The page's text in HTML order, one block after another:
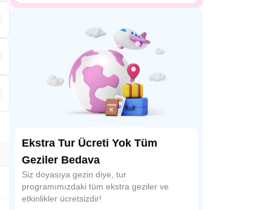
Ekstra Tur Ücreti Yok Tüm
Geziler Bedava
Siz doyasıya gezin diye, tur
programımızdaki tüm ekstra geziler ve
etkinlikler ücretsizdir!